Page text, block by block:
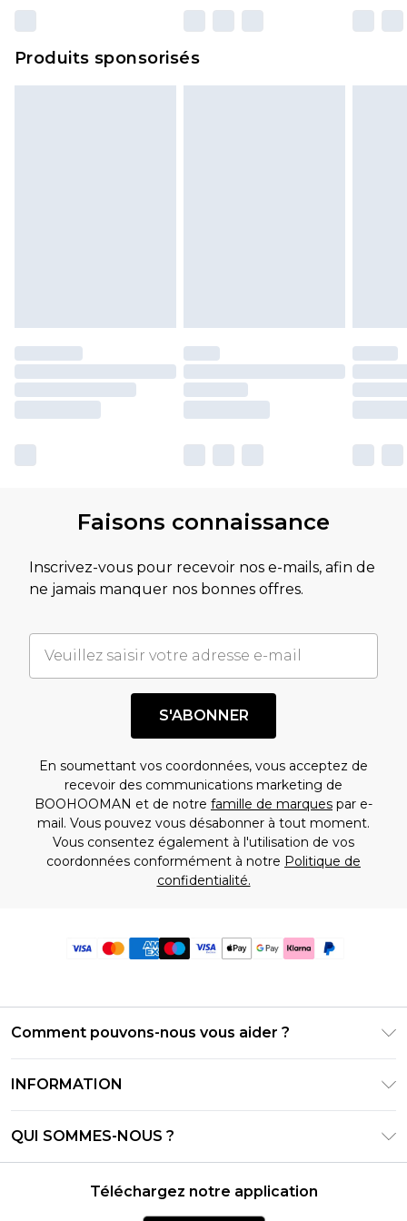
n'affecte pas vos droits statutaires.
politique de retour.
Produits sponsorisés
Faisons connaissance
Inscrivez-vous pour recevoir nos e-mails, afin de
ne jamais manquer nos bonnes offres.
S'ABONNER
En soumettant vos coordonnées, vous acceptez de
recevoir des communications marketing de
BOOHOOMAN et de notre famille de marques par e-
mail. Vous pouvez vous désabonner à tout moment.
Vous consentez également à l'utilisation de vos
coordonnées conformément à notre Politique de
confidentialité.
Comment pouvons-nous vous aider ?
Suivre et retourner ma commande
Options de livraison
Politique de retours – Mise à jour mai 2026
INFORMATION
Solde de la carte cadeau
QUI SOMMES-NOUS ?
Déclaration sur l'esclavage moderne
Téléchargez notre application